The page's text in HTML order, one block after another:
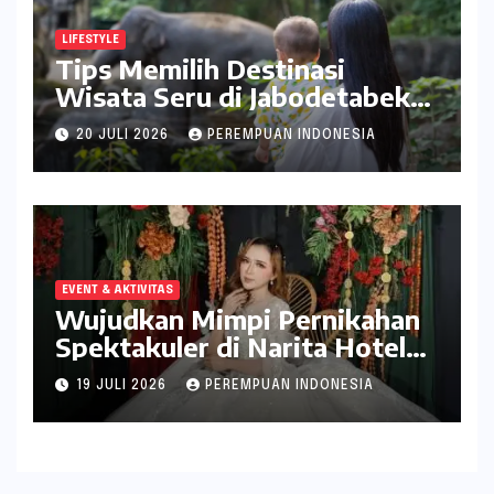
LIFESTYLE
Tips Memilih Destinasi
Wisata Seru di Jabodetabek
ala inDrive
20 JULI 2026 PEREMPUAN INDONESIA
EVENT & AKTIVITAS
Wujudkan Mimpi Pernikahan
Spektakuler di Narita Hotel
Surabaya
19 JULI 2026 PEREMPUAN INDONESIA